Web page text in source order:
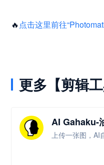
🔥 点击这里前往
更多【剪辑工
AI Gahaku-
上传一张图，AI